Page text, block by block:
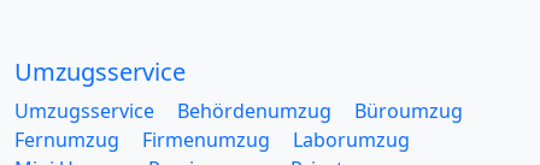
Umzugsservice
Umzugsservice Behördenumzug
Büroumzug
Fernumzug
Firmenumzug
Laborumzug